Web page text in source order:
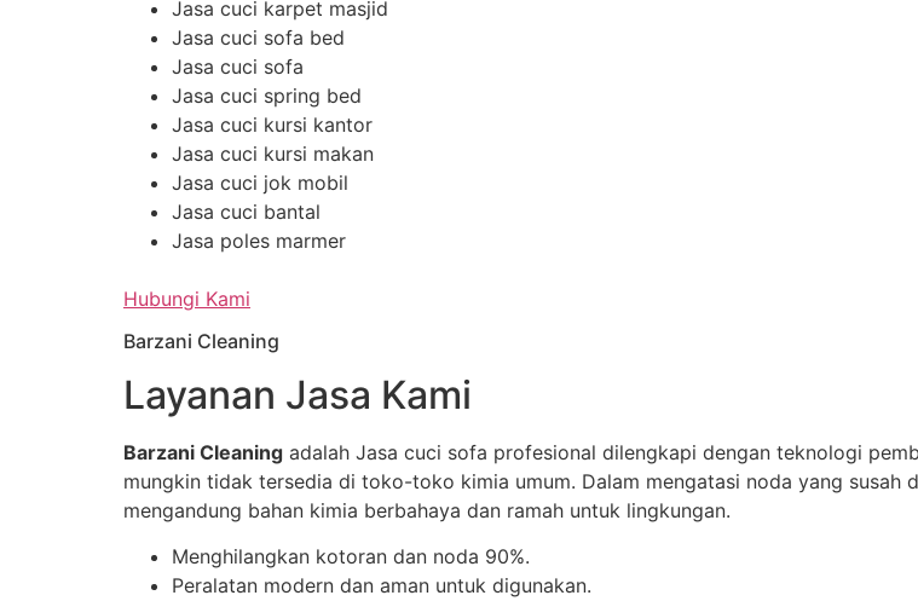
Jasa cuci karpet masjid
Jasa cuci sofa bed
Jasa cuci sofa
Jasa cuci spring bed
Jasa cuci kursi kantor
Jasa cuci kursi makan
Jasa cuci jok mobil
Jasa cuci bantal
Jasa poles marmer
Hubungi Kami
Barzani Cleaning
Layanan Jasa Kami
Barzani Cleaning adalah Jasa cuci sofa profesional dilengkapi dengan teknologi
mungkin tidak tersedia di toko-toko kimia umum. Dalam mengatasi noda yang susah
mengandung bahan kimia berbahaya dan ramah untuk lingkungan.
Menghilangkan kotoran dan noda 90%.
Peralatan modern dan aman untuk digunakan.